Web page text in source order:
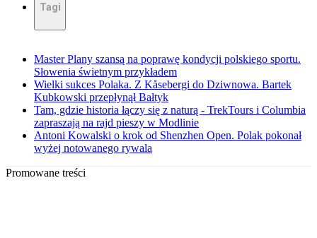
Tagi
Master Plany szansą na poprawę kondycji polskiego sportu.
Słowenia świetnym przykładem
Wielki sukces Polaka. Z Kåsebergi do Dziwnowa. Bartek
Kubkowski przepłynął Bałtyk
Tam, gdzie historia łączy się z naturą - TrekTours i Columbia
zapraszają na rajd pieszy w Modlinie
Antoni Kowalski o krok od Shenzhen Open. Polak pokonał
wyżej notowanego rywala
Promowane treści